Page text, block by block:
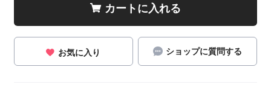
カートに入れる
お気に入り ショップに質問する